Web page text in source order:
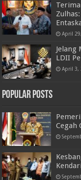
April
Jelang
LDII
April 3,
Popular Posts
Cegah